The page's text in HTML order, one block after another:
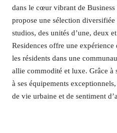
dans le cœur vibrant de
propose une sélection
studios, des unités d’une, deux
Residences offre une
les résidents dans une
allie commodité et luxe. Grâce à
à ses équipements
de vie urbaine et de sentiment